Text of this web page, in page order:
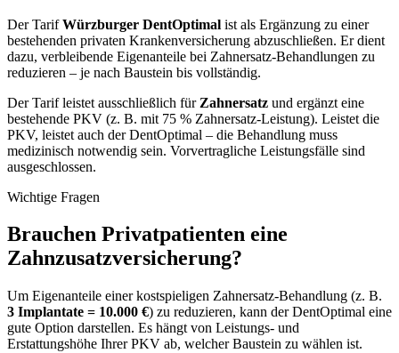
Der TarifWürzburger DentOptimal ist als Ergänzung zu einer
bestehenden privaten Krankenversicherung abzuschließen. Er dient
dazu, verbleibende Eigenanteile bei Zahnersatz-Behandlungen zu
reduzieren – je nach Baustein bis vollständig.
Der Tarif leistet ausschließlich für Zahnersatz und ergänzt eine
bestehende PKV (z. B. mit 75 % Zahnersatz-Leistung). Leistet die
PKV, leistet auch der DentOptimal – die Behandlung muss
medizinisch notwendig sein. Vorvertragliche Leistungsfälle sind
ausgeschlossen.
Wichtige Fragen
Brauchen Privatpatienten eine
Zahnzusatzversicherung?
Um Eigenanteile einer kostspieligen Zahnersatz-Behandlung (z. B.
3 Implantate = 10.000 €) zu reduzieren, kann der DentOptimal eine
gute Option darstellen. Es hängt von Leistungs- und
Erstattungshöhe Ihrer PKV ab, welcher Baustein zu wählen ist.